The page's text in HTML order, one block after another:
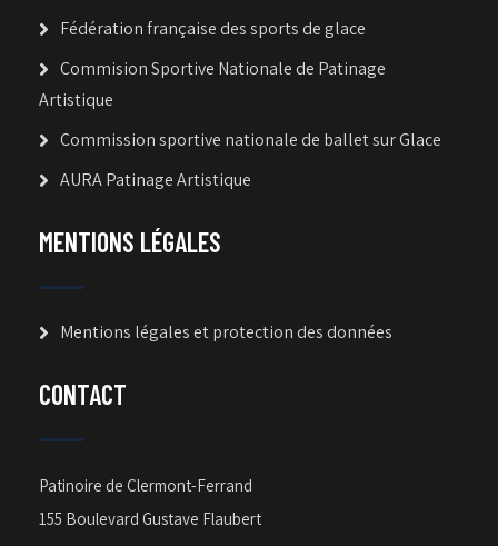
Fédération française des sports de glace
Commision Sportive Nationale de Patinage
Artistique
Commission sportive nationale de ballet sur Glace
AURA Patinage Artistique
MENTIONS LÉGALES
Mentions légales et protection des données
CONTACT
Patinoire de Clermont-Ferrand
155 Boulevard Gustave Flaubert